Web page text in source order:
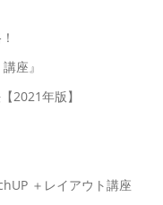
座』
2021年版】
＋レイアウト講座